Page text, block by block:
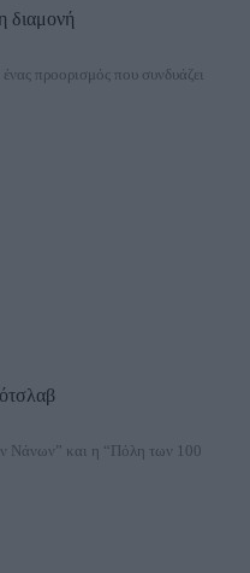
διαμονή
προορισμός που συνδυάζει
Νάνων” και η “Πόλη των 100